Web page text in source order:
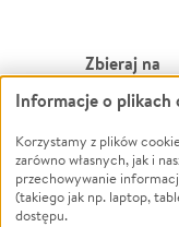
Zbieraj na
Leczenie
Zwierzęta
Pożar
Ukraina
Informacje o plikach
Korzystamy z plików
zarówno własnych, jak i
przechowywanie
(takiego jak np. laptop,
dostępu.